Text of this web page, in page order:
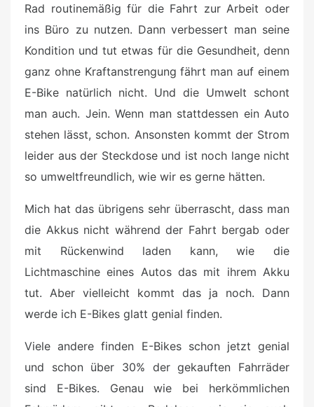
Rad routinemäßig für die Fahrt zur Arbeit oder
ins Büro zu nutzen. Dann verbessert man seine
Kondition und tut etwas für die Gesundheit, denn
ganz ohne Kraftanstrengung fährt man auf einem
E-Bike natürlich nicht. Und die Umwelt schont
man auch. Jein. Wenn man stattdessen ein Auto
stehen lässt, schon. Ansonsten kommt der Strom
leider aus der Steckdose und ist noch lange nicht
so umweltfreundlich, wie wir es gerne hätten.
Mich hat das übrigens sehr überrascht, dass man
die Akkus nicht während der Fahrt bergab oder
mit Rückenwind laden kann, wie die
Lichtmaschine eines Autos das mit ihrem Akku
tut. Aber vielleicht kommt das ja noch. Dann
werde ich E-Bikes glatt genial finden.
Viele andere finden E-Bikes schon jetzt genial
und schon über 30% der gekauften Fahrräder
sind E-Bikes. Genau wie bei herkömmlichen